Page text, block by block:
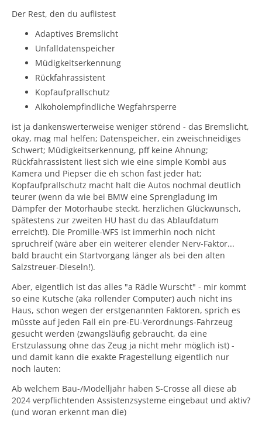
Der Rest, den du auflistest
Adaptives Bremslicht
Unfalldatenspeicher
Müdigkeitserkennung
Rückfahrassistent
Kopfaufprallschutz
Alkoholempfindliche Wegfahrsperre
ist ja dankenswerterweise weniger störend - das Bremslicht,
okay, mag mal helfen; Datenspeicher, ein zweischneidiges
Schwert; Müdigkeitserkennung, pff keine Ahnung;
Rückfahrassistent liest sich wie eine simple Kombi aus
Kamera und Piepser die eh schon fast jeder hat;
Kopfaufprallschutz macht halt die Autos nochmal deutlich
teurer (wenn da wie bei BMW eine Sprengladung im
Dämpfer der Motorhaube steckt, herzlichen Glückwunsch,
spätestens zur zweiten HU hast du das Ablaufdatum
erreicht!). Die Promille-WFS ist immerhin noch nicht
spruchreif (wäre aber ein weiterer elender Nerv-Faktor...
bald braucht ein Startvorgang länger als bei den alten
Salzstreuer-Dieseln!).
Aber, eigentlich ist das alles "a Rädle Wurscht" - mir kommt
so eine Kutsche (aka rollender Computer) auch nicht ins
Haus, schon wegen der erstgenannten Faktoren, sprich es
müsste auf jeden Fall ein pre-EU-Verordnungs-Fahrzeug
gesucht werden (zwangsläufig gebraucht, da eine
Erstzulassung ohne das Zeug ja nicht mehr möglich ist) -
und damit kann die exakte Fragestellung eigentlich nur
noch lauten:
Ab welchem Bau-/Modelljahr haben S-Crosse all diese ab
2024 verpflichtenden Assistenzsysteme eingebaut und aktiv?
(und woran erkennt man die)